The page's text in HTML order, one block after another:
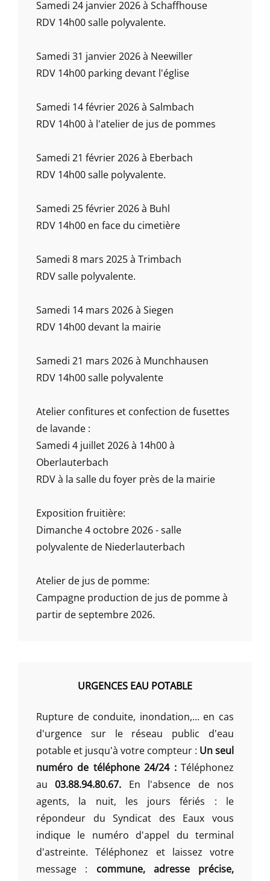
Samedi 24 janvier 2026 à Schaffhouse
RDV 14h00 salle polyvalente.
Samedi 31 janvier 2026 à Neewiller
RDV 14h00 parking devant l'église
Samedi 14 février 2026 à Salmbach
RDV 14h00 à l'atelier de jus de pommes
Samedi 21 février 2026 à Eberbach
RDV 14h00 salle polyvalente.
Samedi 25 février 2026 à Buhl
RDV 14h00 en face du cimetière
Samedi 8 mars 2025 à Trimbach
RDV salle polyvalente.
Samedi 14 mars 2026 à Siegen
RDV 14h00 devant la mairie
Samedi 21 mars 2026 à Munchhausen
RDV 14h00 salle polyvalente
Atelier confitures et confection de fusettes
de lavande :
Samedi 4 juillet 2026 à 14h00 à
Oberlauterbach
RDV à la salle du foyer près de la mairie
Exposition fruitière:
Dimanche 4 octobre 2026 - salle
polyvalente de Niederlauterbach
Atelier de jus de pomme:
Campagne production de jus de pomme à
partir de septembre 2026.
URGENCES EAU POTABLE
Rupture de conduite, inondation,... en cas
d'urgence sur le réseau public d'eau
potable et jusqu'à votre compteur : Un seul
numéro de téléphone 24/24 :Téléphonez
au03.88.94.80.67. En l'absence de nos
agents, la nuit, les jours fériés : le
répondeur du Syndicat des Eaux vous
indique le numéro d'appel du terminal
d'astreinte. Téléphonez et laissez votre
message : commune, adresse précise,